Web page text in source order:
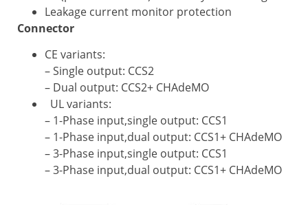
Leakage current monitor protection
Connector
CE variants:
– Single output: CCS2
– Dual output: CCS2+ CHAdeMO
UL variants:
– 1-Phase input,single output: CCS1
– 1-Phase input,dual output: CCS1+ CHAdeMO
– 3-Phase input,single output: CCS1
– 3-Phase input,dual output: CCS1+ CHAdeMO